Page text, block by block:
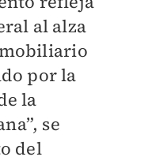
al alza
por la
la
se
del